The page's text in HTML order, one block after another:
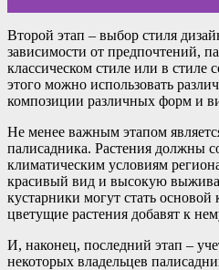
Второй этап – выбор стиля
зависимости от предпочтений,
классическом стиле или в стиле
этого можно использовать
композиции различных форм и
Не менее важным этапом
палисадника. Растения должны
климатическим условиям
красивый вид и высокую
кустарники могут стать
цветущие растения добавят к
И, наконец, последний этап –
некоторых владельцев